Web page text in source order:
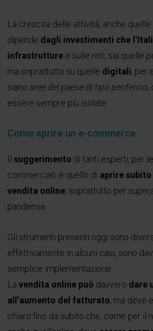
La crescita delle attività, anche
dipende dagli investimenti che
infrastrutture e sulle reti, sia quelle
ma soprattutto su quelle digitali, per
siano aree del paese di tipo periferico,
essere sempre più isolate.
Come aprire un e-commerce
Il suggerimento di tanti esperti, per
commerciali, è quello di aprire
vendita online, soprattutto per
pandemia.
Gli strumenti presenti oggi sono
effettivamente in alcuni casi, sono
semplice implementazione.
La vendita online può davvero dare
all’aumento del fatturato, ma deve
chiaro fino da subito che, come per il